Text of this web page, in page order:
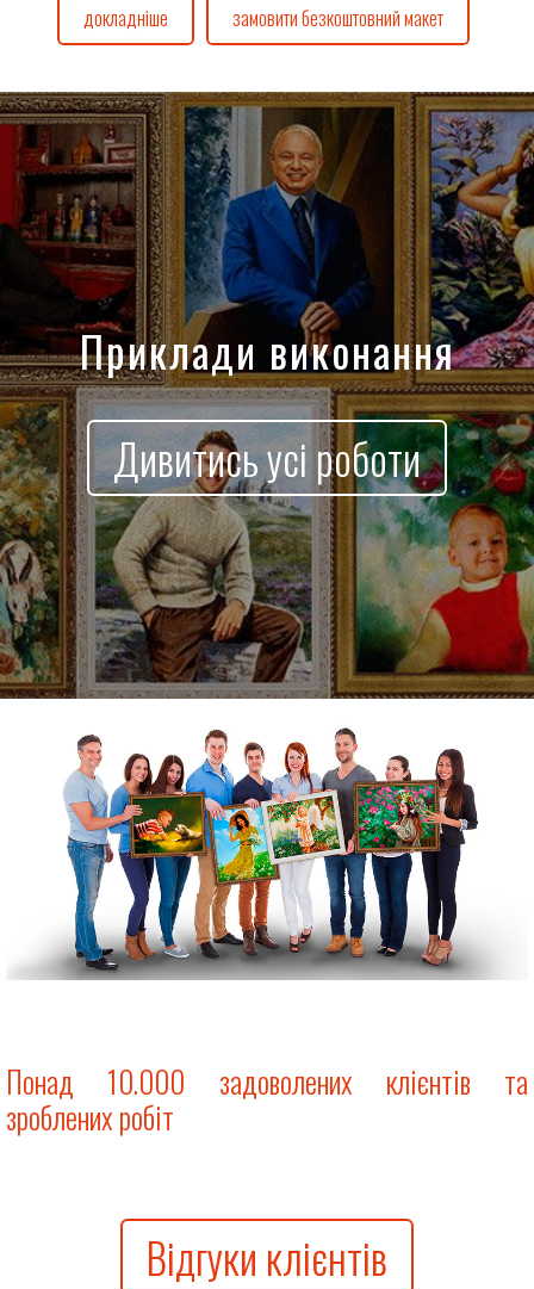
докладніше замовити безкоштовний макет
Приклади виконання
Дивитись усі роботи
Понад 10.000 задоволених клієнтів та
зроблених робіт
Відгуки клієнтів